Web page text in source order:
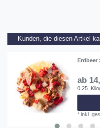
Kunden, die diesen Artkel
Erdbeer
ab
0.25
*inkl.